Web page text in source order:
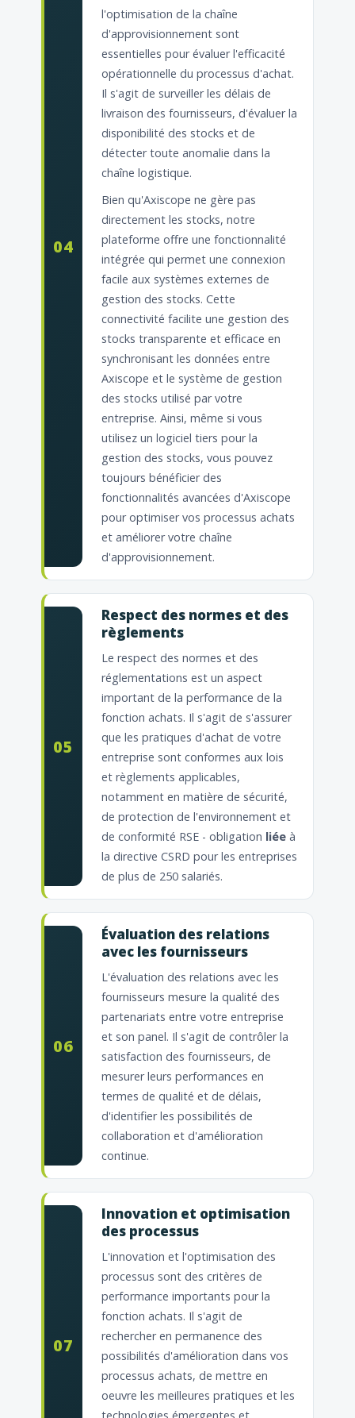
04
l'optimisation de la chaîne
d'approvisionnement sont
essentielles pour évaluer l'efficacité
opérationnelle du processus d'achat.
Il s'agit de surveiller les délais de
livraison des fournisseurs, d'évaluer la
disponibilité des stocks et de
détecter toute anomalie dans la
chaîne logistique.
Bien qu'Axiscope ne gère pas
directement les stocks, notre
plateforme offre une fonctionnalité
intégrée qui permet une connexion
facile aux systèmes externes de
gestion des stocks. Cette
connectivité facilite une gestion des
stocks transparente et efficace en
synchronisant les données entre
Axiscope et le système de gestion
des stocks utilisé par votre
entreprise. Ainsi, même si vous
utilisez un logiciel tiers pour la
gestion des stocks, vous pouvez
toujours bénéficier des
fonctionnalités avancées d'Axiscope
pour optimiser vos processus achats
et améliorer votre chaîne
d'approvisionnement.
05
Respect des normes et des
règlements
Le respect des normes et des
réglementations est un aspect
important de la performance de la
fonction achats. Il s'agit de s'assurer
que les pratiques d'achat de votre
entreprise sont conformes aux lois
et règlements applicables,
notamment en matière de sécurité,
de protection de l'environnement et
de conformité RSE - obligation liée à
la directive CSRD pour les entreprises
de plus de 250 salariés.
06
Évaluation des relations
avec les fournisseurs
L'évaluation des relations avec les
fournisseurs mesure la qualité des
partenariats entre votre entreprise
et son panel. Il s'agit de contrôler la
satisfaction des fournisseurs, de
mesurer leurs performances en
termes de qualité et de délais,
d'identifier les possibilités de
collaboration et d'amélioration
continue.
07
Innovation et optimisation
des processus
L'innovation et l'optimisation des
processus sont des critères de
performance importants pour la
fonction achats. Il s'agit de
rechercher en permanence des
possibilités d'amélioration dans vos
processus achats, de mettre en
oeuvre les meilleures pratiques et les